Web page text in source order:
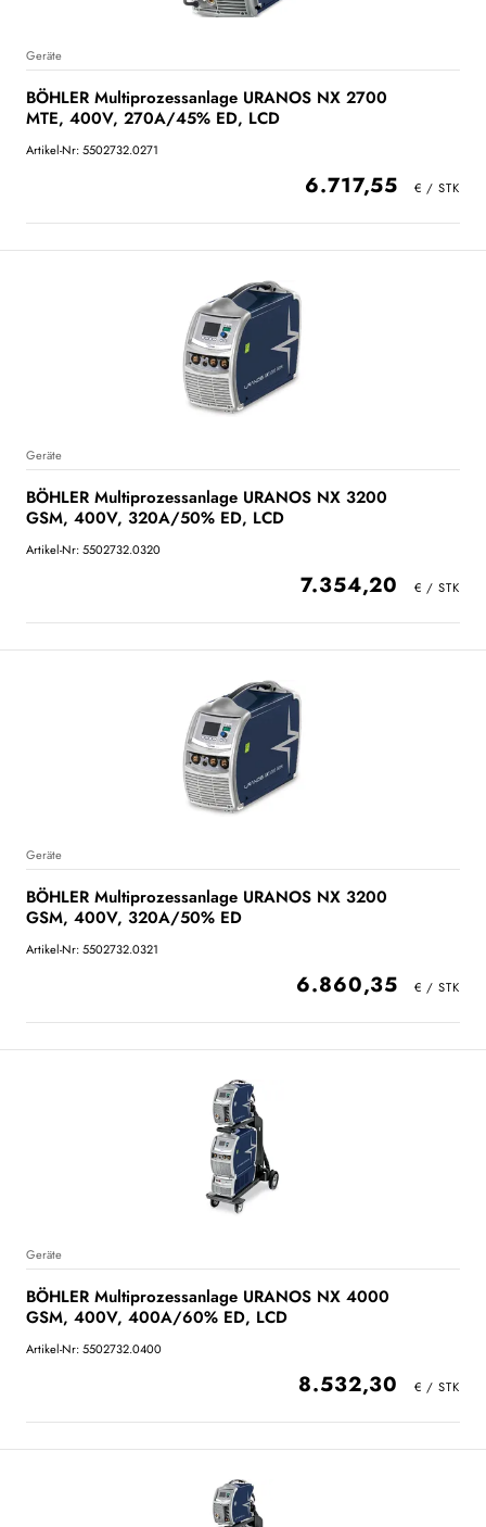
Geräte
BÖHLER Multiprozessanlage URANOS NX 2700
MTE, 400V, 270A/45% ED, LCD
Artikel-Nr: 5502732.0271
6.717,55
Geräte
BÖHLER Multiprozessanlage URANOS NX 3200
GSM, 400V, 320A/50% ED, LCD
Artikel-Nr: 5502732.0320
7.354,20
Geräte
BÖHLER Multiprozessanlage URANOS NX 3200
GSM, 400V, 320A/50% ED
Artikel-Nr: 5502732.0321
6.860,35
Geräte
BÖHLER Multiprozessanlage URANOS NX 4000
GSM, 400V, 400A/60% ED, LCD
Artikel-Nr: 5502732.0400
8.532,30